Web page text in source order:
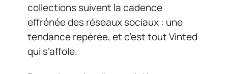
collections suivent la cadence
effrénée des réseaux sociaux : une
tendance repérée, et c’est tout Vinted
qui s’affole.